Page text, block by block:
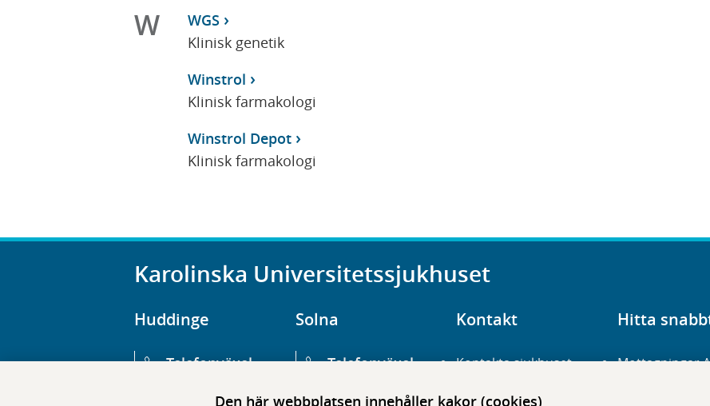
Den här webbplatsen innehåller kakor (cookies)
W
WGS
Klinisk genetik
Winstrol
Klinisk farmakologi
Winstrol Depot
Klinisk farmakologi
Karolinska Universitetssjukhuset
Huddinge
Telefonväxel
Solna
Telefonväxel
Kontakt
Kontakta sjukhuset
Hitta hit
Hitta
Mottagningar